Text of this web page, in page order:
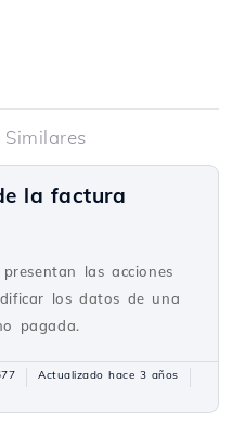
la factura
las acciones
los datos de una
pagada.
Actualizado hace 3 años